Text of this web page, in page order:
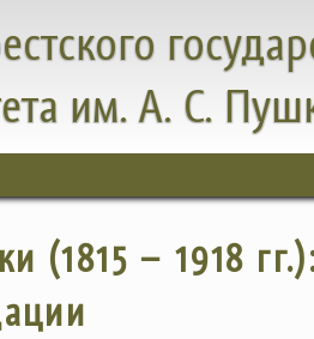
им. А. С.
(1815 – 1918